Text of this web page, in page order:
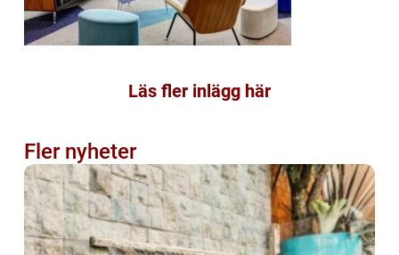
Läs fler inlägg här
Fler nyheter